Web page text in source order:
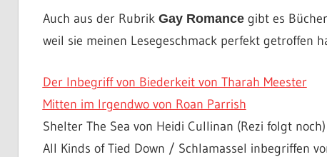
Auch aus der Rubrik Gay Romancegibt es
weil sie meinen Lesegeschmack perfekt getroffen
Der Inbegriff von Biederkeit von Tharah Meester
Mitten im Irgendwo von Roan Parrish
Shelter The Sea von Heidi Cullinan (Rezi folgt noch)
All Kinds of Tied Down / Schlamassel inbegriffen